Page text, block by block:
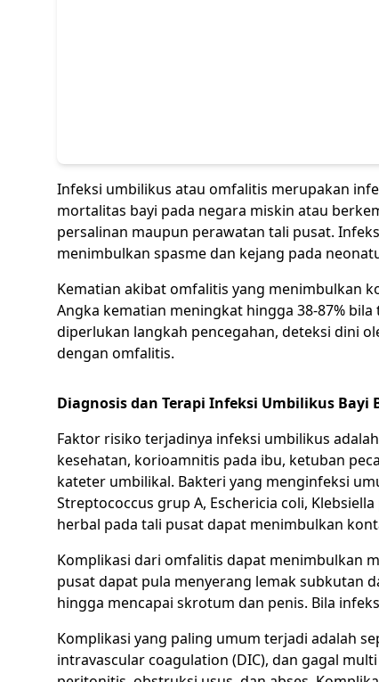
Infeksi umbilikus atau omfalitis merupakan
mortalitas bayi pada negara miskin atau
persalinan maupun perawatan tali pusat.
menimbulkan spasme dan kejang pada
Kematian akibat omfalitis yang menimbulkan
Angka kematian meningkat hingga 38-87%
diperlukan langkah pencegahan, deteksi dini
dengan omfalitis.
Diagnosis dan Terapi Infeksi Umbilikus Bayi
Faktor risiko terjadinya infeksi umbilikus
kesehatan, korioamnitis pada ibu, ketuban
kateter umbilikal. Bakteri yang menginfeksi
Streptococcus grup A, Eschericia coli,
herbal pada tali pusat dapat menimbulkan
Komplikasi dari omfalitis dapat menimbulkan
pusat dapat pula menyerang lemak subkutan
hingga mencapai skrotum dan penis. Bila
Komplikasi yang paling umum terjadi adalah
intravascular coagulation (DIC), dan gagal